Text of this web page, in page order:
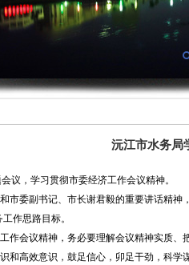
沅江市水务局
议，学习贯彻市委经济工作会议精神。
市委副书记、市长谢君毅的重要讲话精神
作思路目标。
作会议精神，务必要理解会议精神实质、
和高效意识，鼓足信心 ， 卯足干劲，科学